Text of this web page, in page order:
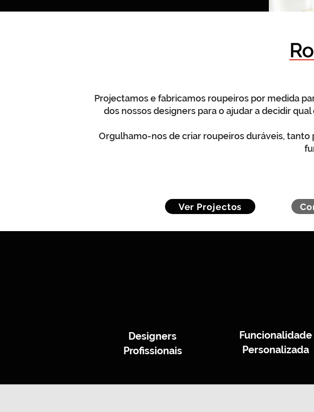
Projectamos e fabricamos roupeiros por medida
dos nossos designers para o ajudar a decidir
Orgulhamo-nos de criar roupeiros duráveis,
Ver Projectos
Designers
Profissionais
Funcionalidade
Personalizada